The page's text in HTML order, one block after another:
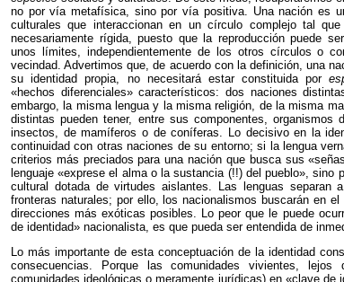
no por vía metafísica, sino por vía positiva. Una nación es
culturales que interaccionan en un círculo complejo tal
necesariamente rígida, puesto que la reproducción puede
unos límites, independientemente de los otros círculos o
vecindad. Advertimos que, de acuerdo con la definición, una
su identidad propia, no necesitará estar constituida por
«hechos diferenciales» característicos: dos naciones
embargo, la misma lengua y la misma religión, de la misma
distintas pueden tener, entre sus componentes,
insectos, de mamíferos o de coníferas. Lo decisivo en la
continuidad con otras naciones de su entorno; si la lengua
criterios más preciados para una nación que busca sus
lenguaje «exprese el alma o la sustancia (!!) del pueblo», sino
cultural dotada de virtudes aislantes. Las lenguas
fronteras naturales; por ello, los nacionalismos buscarán en
direcciones más exóticas posibles. Lo peor que le puede
de identidad» nacionalista, es que pueda ser entendida de
Lo más importante de esta conceptuación de la identidad
consecuencias. Porque las comunidades vivientes,
comunidades ideológicas o meramente jurídicas) en «clave de